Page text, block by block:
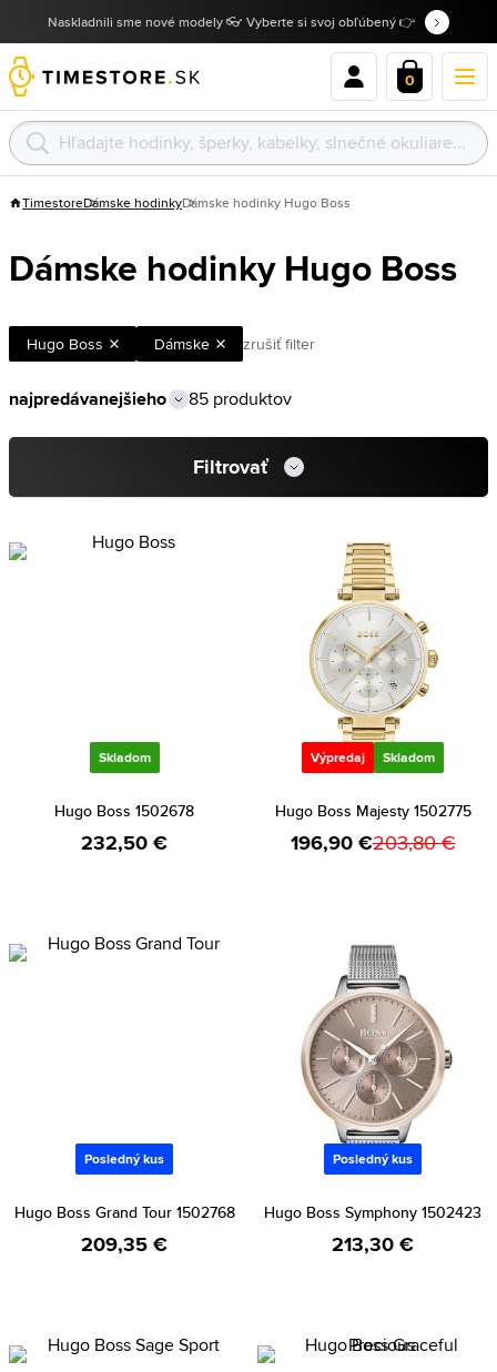
Naskladnili sme nové modely 👓 Vyberte si svoj obľúbený 👉
0
TimestoreDámske hodinkyDámske hodinky Hugo Boss
Dámske hodinky Hugo Boss
Hugo Boss Dámske zrušiť filter
85 produktov
Filtrovať
Skladom
Hugo Boss 1502678
232,50 €
Výpredaj Skladom
Hugo Boss Majesty 1502775
196,90 €203,80 €
Posledný kus
Hugo Boss Grand Tour 1502768
209,35 €
Posledný kus
Hugo Boss Symphony 1502423
213,30 €